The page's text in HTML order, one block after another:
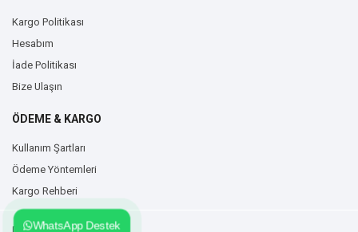
Kargo Politikası
Hesabım
İade Politikası
Bize Ulaşın
ÖDEME & KARGO
Kullanım Şartları
Ödeme Yöntemleri
Kargo Rehberi
WhatsApp Destek